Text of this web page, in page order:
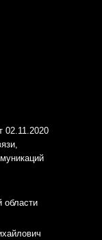
02.11.2020
области